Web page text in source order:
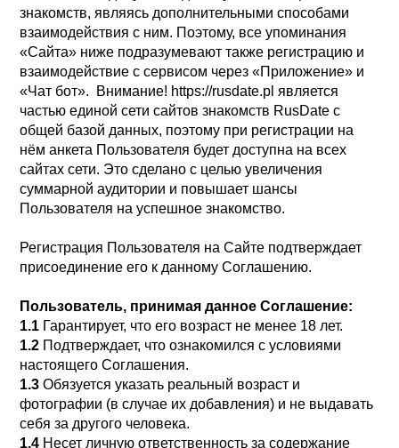
знакомств, являясь дополнительными способами
взаимодействия с ним. Поэтому, все упоминания
«Сайта» ниже подразумевают также регистрацию и
взаимодействие с сервисом через «Приложение» и
«Чат бот». Внимание! https://rusdate.pl является
частью единой сети сайтов знакомств RusDate с
общей базой данных, поэтому при регистрации на
нём анкета Пользователя будет доступна на всех
сайтах сети. Это сделано с целью увеличения
суммарной аудитории и повышает шансы
Пользователя на успешное знакомство.
Регистрация Пользователя на Сайте подтверждает
присоединение его к данному Соглашению.
Пользователь, принимая данное Соглашение:
1.1 Гарантирует, что его возраст не менее 18 лет.
1.2 Подтверждает, что ознакомился с условиями
настоящего Соглашения.
1.3 Обязуется указать реальный возраст и
фотографии (в случае их добавления) и не выдавать
себя за другого человека.
1.4 Несет личную ответственность за содержание